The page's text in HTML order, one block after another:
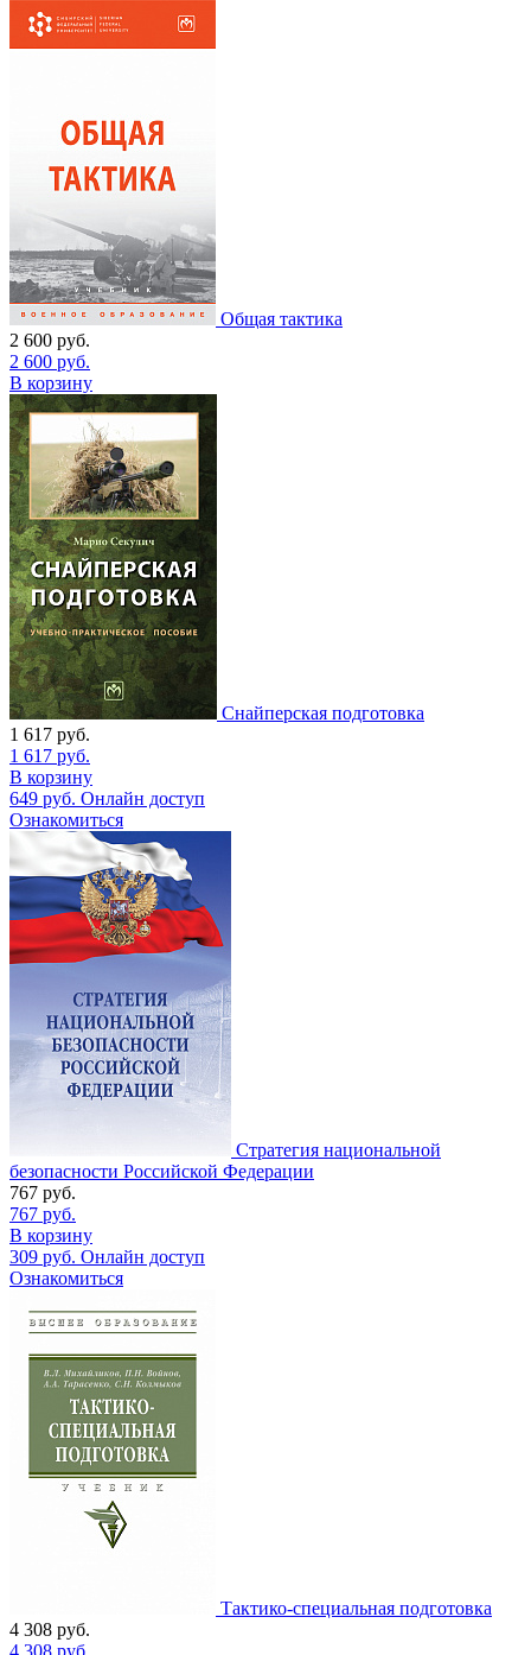
Общая тактика
2 600 руб.
2 600 руб.
В корзину
Снайперская подготовка
1 617 руб.
1 617 руб.
В корзину
649 руб. Онлайн доступ
Ознакомиться
Стратегия национальной
безопасности Российской Федерации
767 руб.
767 руб.
В корзину
309 руб. Онлайн доступ
Ознакомиться
Тактико-специальная подготовка
4 308 руб.
4 308 руб.